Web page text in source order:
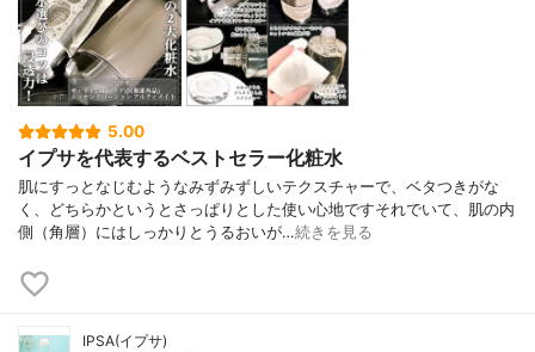
5.00
イプサを代表するベストセラー化粧水
肌にすっとなじむようなみずみずしいテクスチャーで、ベタつきがな
く、どちらかというとさっぱりとした使い心地ですそれでいて、肌の内
側（角層）にはしっかりとうるおいが…続きを見る
IPSA(イプサ)